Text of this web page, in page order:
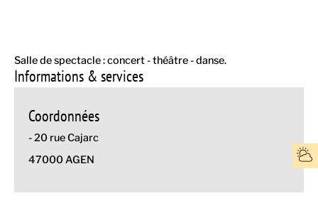
Salle de spectacle : concert - théâtre - danse.
Informations & services
Coordonnées
- 20 rue Cajarc
47000 AGEN